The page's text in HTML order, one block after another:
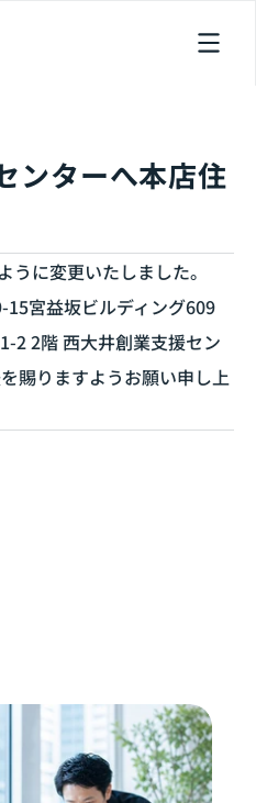
ンターへ本店住
うに変更いたしました。
宮益坂ビルディング609
2 2階 西大井創業支援セン
賜りますようお願い申し上